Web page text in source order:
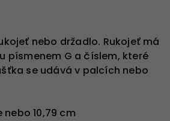
nebo držadlo. Rukojeť má
písmenem G a číslem, které
se udává v palcích nebo
nebo 10,79 cm